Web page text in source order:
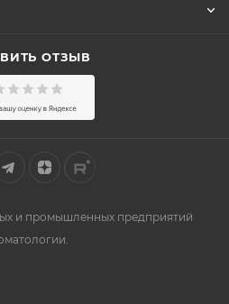
ОТЗЫВ
и промышленных предприятий